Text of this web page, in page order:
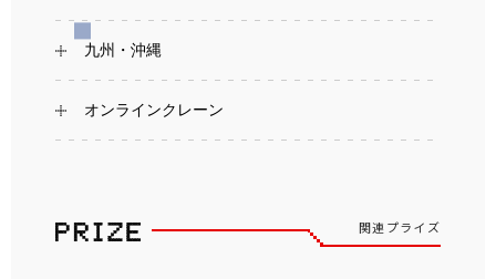
九州・沖縄
オンラインクレーン
関連プライズ